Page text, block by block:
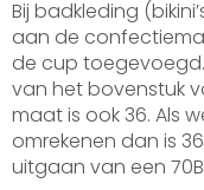
Bij badkleding
aan de
de cup
van het bovenstuk
maat is ook 36. Als
omrekenen dan is
uitgaan van een